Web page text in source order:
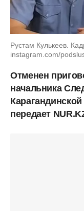
Рустам Кулькеев.
instagram.com/
Отменен
начальника
передает